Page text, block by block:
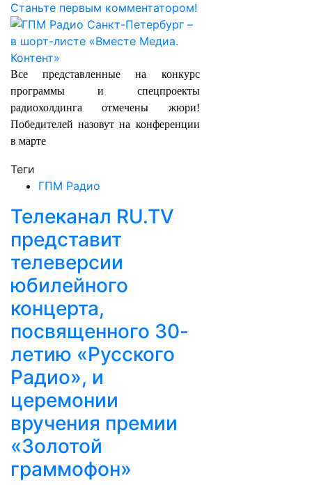
Станьте первым комментатором!
Все представленные на конкурс
программы и спецпроекты
радиохолдинга отмечены жюри!
Победителей назовут на конференции
в марте
Теги
ГПМ Радио
Телеканал RU.TV
представит
телеверсии
юбилейного
концерта,
посвященного 30-
летию «Русского
Радио», и
церемонии
вручения премии
«Золотой
граммофон»